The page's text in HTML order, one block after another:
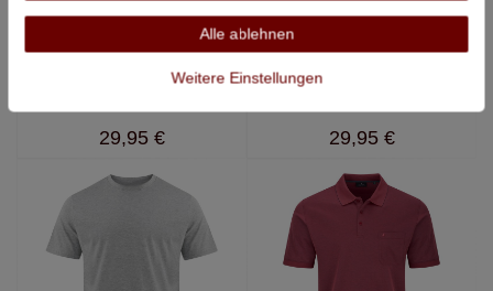
RAGMAN
Stehkragenshirt extra lang -
29,95 €
RAGMAN
Langarmshirt extra lang -
29,95 €
Alle ablehnen
Weitere Einstellungen